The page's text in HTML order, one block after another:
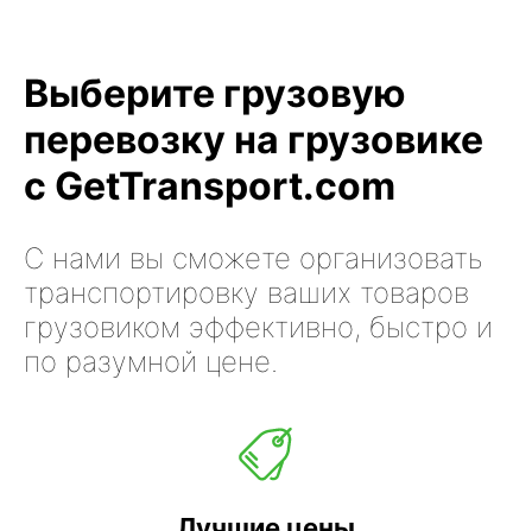
Выберите грузовую
перевозку на грузовике
с GetTransport.com
С нами вы сможете организовать
транспортировку ваших товаров
грузовиком эффективно, быстро и
по разумной цене.